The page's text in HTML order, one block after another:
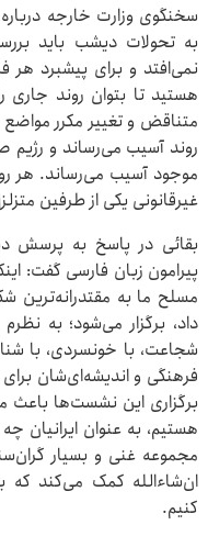
سخنگوی وزارت خارجه
به تحولات دیشب باید
نمی‌افتد و برای پیشبرد هر
هستید تا بتوان روند
متناقض و تغییر مکرر
روند آسیب می‌رساند و
موجود آسیب می‌رساند. هر
غیرقانونی یکی از طرفین
بقائی در پاسخ به پرسش
پیرامون زبان فارسی گفت:
مسلح ما به
داد، برگزار می‌شود؛ به
شجاعت، با خونسردی، با
فرهنگی و اندیشه‌ای‌شان
برگزاری این نشست‌ها باعث
هستیم، به عنوان ایرانیان
مجموعه غنی و بسیار
ان‌شاءالله کمک می‌کند که
کنیم.